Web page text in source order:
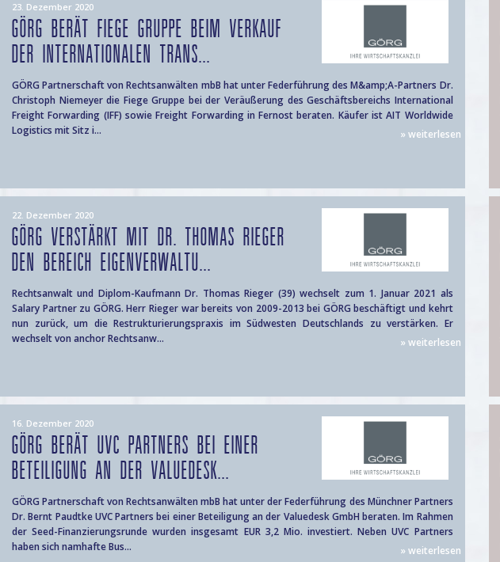
23. Dezember 2020
GÖRG BERÄT FIEGE GRUPPE BEIM VERKAUF
DER INTERNATIONALEN TRANS...
GÖRG Partnerschaft von Rechtsanwälten mbB hat unter Federführung des M&amp;A-Partners Dr.
Christoph Niemeyer die Fiege Gruppe bei der Veräußerung des Geschäftsbereichs International
Freight Forwarding (IFF) sowie Freight Forwarding in Fernost beraten. Käufer ist AIT Worldwide
Logistics mit Sitz i...
» weiterlesen
22. Dezember 2020
GÖRG VERSTÄRKT MIT DR. THOMAS RIEGER
DEN BEREICH EIGENVERWALTU...
Rechtsanwalt und Diplom-Kaufmann Dr. Thomas Rieger (39) wechselt zum 1. Januar 2021 als
Salary Partner zu GÖRG. Herr Rieger war bereits von 2009-2013 bei GÖRG beschäftigt und kehrt
nun zurück, um die Restrukturierungspraxis im Südwesten Deutschlands zu verstärken. Er
wechselt von anchor Rechtsanw...
» weiterlesen
16. Dezember 2020
GÖRG BERÄT UVC PARTNERS BEI EINER
BETEILIGUNG AN DER VALUEDESK...
GÖRG Partnerschaft von Rechtsanwälten mbB hat unter der Federführung des Münchner Partners
Dr. Bernt Paudtke UVC Partners bei einer Beteiligung an der Valuedesk GmbH beraten. Im Rahmen
der Seed-Finanzierungsrunde wurden insgesamt EUR 3,2 Mio. investiert. Neben UVC Partners
haben sich namhafte Bus...
» weiterlesen